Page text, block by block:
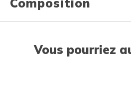
Vous pourriez